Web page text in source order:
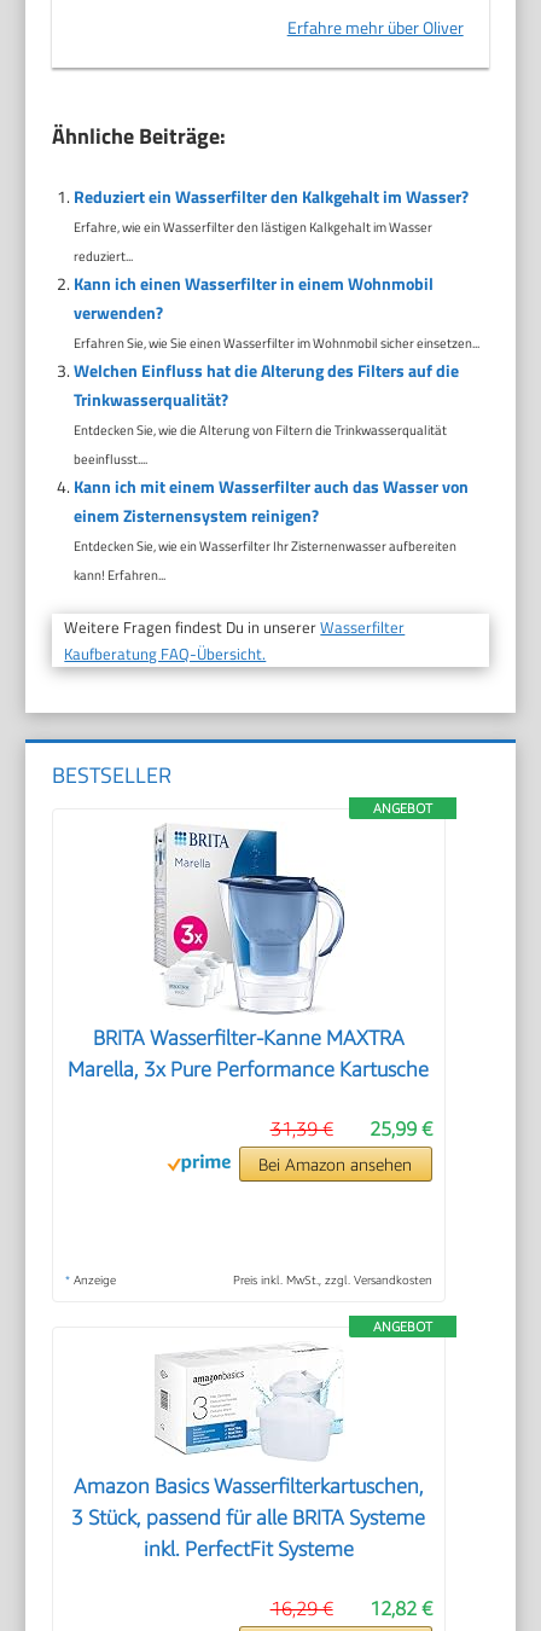
Erfahre mehr über Oliver
Ähnliche Beiträge:
Reduziert ein Wasserfilter den Kalkgehalt im Wasser?
Erfahre, wie ein Wasserfilter den lästigen Kalkgehalt im Wasser
reduziert...
Kann ich einen Wasserfilter in einem Wohnmobil
verwenden?
Erfahren Sie, wie Sie einen Wasserfilter im Wohnmobil sicher einsetzen...
Welchen Einfluss hat die Alterung des Filters auf die
Trinkwasserqualität?
Entdecken Sie, wie die Alterung von Filtern die Trinkwasserqualität
beeinflusst....
Kann ich mit einem Wasserfilter auch das Wasser von
einem Zisternensystem reinigen?
Entdecken Sie, wie ein Wasserfilter Ihr Zisternenwasser aufbereiten
kann! Erfahren...
Weitere Fragen findest Du in unsererWasserfilter
Kaufberatung FAQ-Übersicht.
BESTSELLER
ANGEBOT
BRITA Wasserfilter-Kanne MAXTRA
Marella, 3x Pure Performance Kartusche
25,99 €
31,39 €
Bei Amazon ansehen
* Anzeige Preis inkl. MwSt., zzgl. Versandkosten
ANGEBOT
Amazon Basics Wasserfilterkartuschen,
3 Stück, passend für alle BRITA Systeme
inkl. PerfectFit Systeme
12,82 €
16,29 €